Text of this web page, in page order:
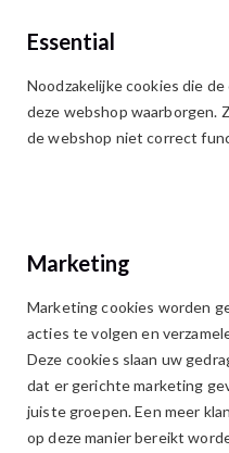
Ga
naar
de
WELKOM
FREEBIRD
Ga
naar
einde
Ga
naar
begin
Essential
Noodzakelijke cookies die
deze webshop waarborgen.
de webshop niet correct
Marketing
Marketing cookies worden
acties te volgen en
Deze cookies slaan uw
dat er gerichte marketing
juiste groepen. Een meer
op deze manier bereikt